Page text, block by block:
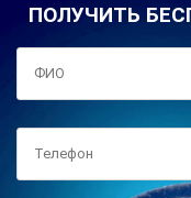
ПОЛУЧИТЬ